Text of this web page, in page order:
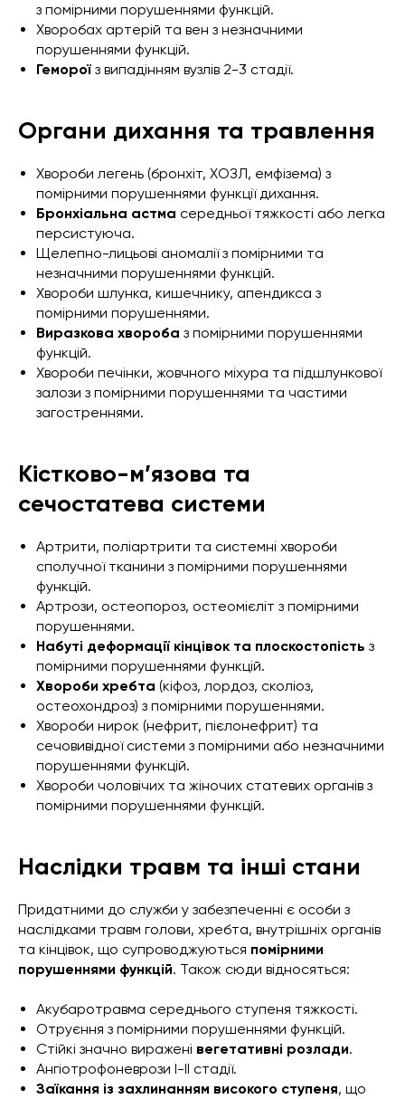
з помірними порушеннями функцій.
Хворобах артерій та вен з незначними
порушеннями функцій.
Геморої з випадінням вузлів 2-3 стадії.
Органи дихання та травлення
Хвороби легень (бронхіт, ХОЗЛ, емфізема) з
помірними порушеннями функції дихання.
Бронхіальна астма середньої тяжкості або легка
персистуюча.
Щелепно-лицьові аномалії з помірними та
незначними порушеннями функцій.
Хвороби шлунка, кишечнику, апендикса з
помірними порушеннями.
Виразкова хвороба з помірними порушеннями
функцій.
Хвороби печінки, жовчного міхура та підшлункової
залози з помірними порушеннями та частими
загостреннями.
Кістково-м’язова та
сечостатева системи
Артрити, поліартрити та системні хвороби
сполучної тканини з помірними порушеннями
функцій.
Артрози, остеопороз, остеомієліт з помірними
порушеннями.
Набуті деформації кінцівок та плоскостопість з
помірними порушеннями функцій.
Хвороби хребта (кіфоз, лордоз, сколіоз,
остеохондроз) з помірними порушеннями.
Хвороби нирок (нефрит, пієлонефрит) та
сечовивідної системи з помірними або незначними
порушеннями функцій.
Хвороби чоловічих та жіночих статевих органів з
помірними порушеннями функцій.
Наслідки травм та інші стани
Придатними до служби у забезпеченні є особи з
наслідками травм голови, хребта, внутрішніх органів
та кінцівок, що супроводжуються помірними
порушеннями функцій. Також сюди відносяться:
Акубаротравма середнього ступеня тяжкості.
Отруєння з помірними порушеннями функцій.
Стійкі значно виражені вегетативні розлади.
Ангіотрофоневрози І-II стадії.
Заїкання із захлинанням високого ступеня, що